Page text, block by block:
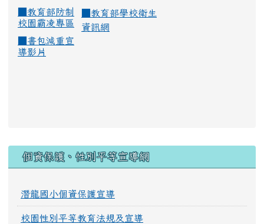
教育部防制
校園霸凌專區
教育部學校衛生
資訊網
書包減重宣
導影片
個資保護、性別平等宣導網
潛龍國小個資保護宣導
校園性別平等教育法規及宣導